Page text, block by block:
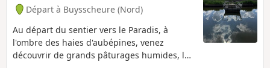
Départ à Buysscheure (Nord)
Au départ du sentier vers le Paradis, à
l'ombre des haies d'aubépines, venez
découvrir de grands pâturages humides, le